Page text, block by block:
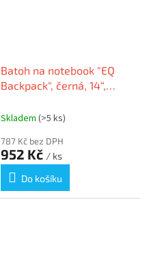
Batoh na notebook "EQ
Backpack", černá, 14“,
KENSINGTON K60391WW
Skladem (>5 ks)
787 Kč bez DPH
952 Kč / ks
Do košíku